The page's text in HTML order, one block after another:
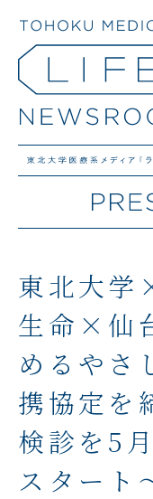
東北大
生命×仙
めるやさ
携協定を
検診を5
スタート